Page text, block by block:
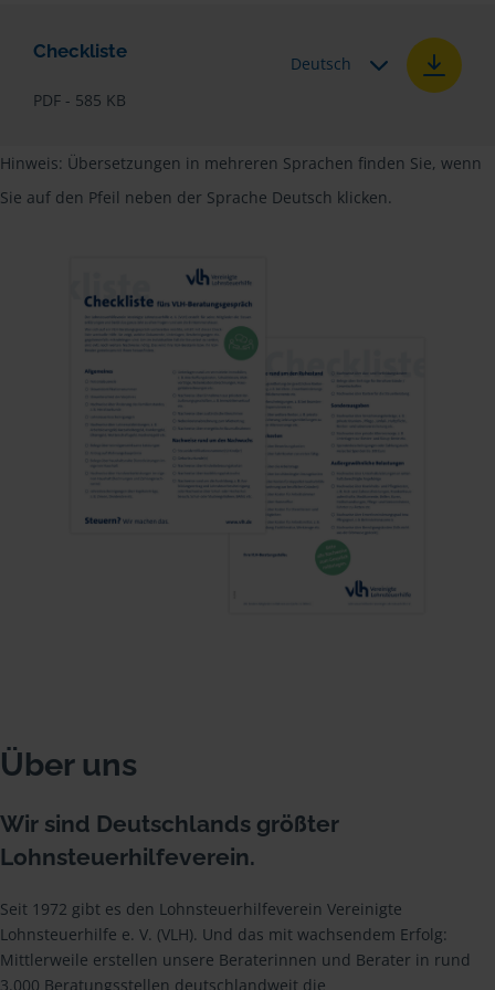
Checkliste
PDF - 585 KB
Deutsch
Hinweis: Übersetzungen in mehreren Sprachen finden Sie, wenn
Sie auf den Pfeil neben der Sprache Deutsch klicken.
Über uns
Wir sind Deutschlands größter
Lohnsteuerhilfeverein.
Seit 1972 gibt es den Lohnsteuerhilfeverein Vereinigte
Lohnsteuerhilfe e. V. (VLH). Und das mit wachsendem Erfolg:
Mittlerweile erstellen unsere Beraterinnen und Berater in rund
3.000 Beratungsstellen deutschlandweit die